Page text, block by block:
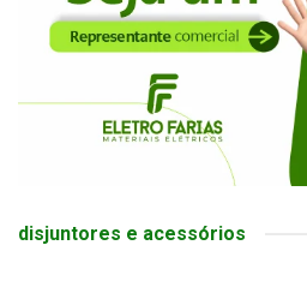
disjuntores e acessórios